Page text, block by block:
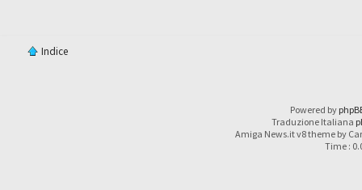
Indice
Powered by
Traduzione Italiana
Amiga News.it v8 theme by
Time :